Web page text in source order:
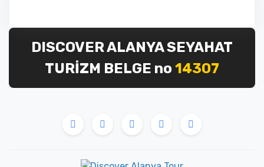
DISCOVER ALANYA SEYAHAT
TURİZM BELGE no 14307